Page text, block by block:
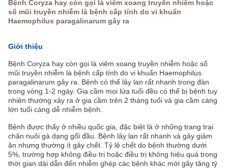
Bệnh Coryza hay còn gọi là viêm xoang truyền nhiễm hoặc
sổ mũi truyền nhiễm là bệnh cấp tính do vi khuẩn
Haemophilus paragalinarum gây ra
Giới thiệu
Bệnh Coryza hay còn gọi là viêm xoang truyền nhiễm hoặc sổ
mũi truyền nhiễm là bệnh cấp tính do vi khuẩn Haemophilus
paragalinarum gây ra. Bệnh có thể lây lan rất nhanh trong đàn
trong vòng 1-2 ngày. Gia cầm mọi lứa tuổi đều có thể bị bệnh tuy
nhiên thường xảy ra ở gia cầm trên 2 tháng tuổi và gia cầm càng
lớn tuổi càng dễ nhiễm bệnh.
Bệnh được thấy ở nhiều quốc gia, đặc biệt là ở những trang trại
chăn nuôi gà dạng gối đầu. Bệnh lây lan rất nhanh và gây giảm
ăn nhưng thường ít gây chết. Tỷ lệ chết do bệnh thường dưới
5%, trường hợp không điều trị hoặc điều trị không hiệu quả trong
thời gian dài dẫn đến nhiễm ghép các bệnh khác mới gây tăng tỷ